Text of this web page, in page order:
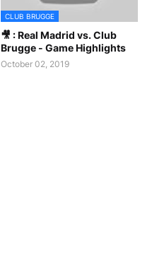
CLUB BRUGGE
🎥 : Real Madrid vs. Club
Brugge - Game Highlights
October 02, 2019